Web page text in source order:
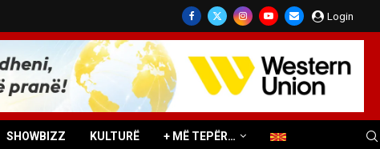
Login
SHOWBIZZ KULTURË + MË TEPËR…